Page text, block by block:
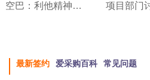
空巴：利他精神之目标达成 项目部门
最新签约 爱采购百科 常见问题